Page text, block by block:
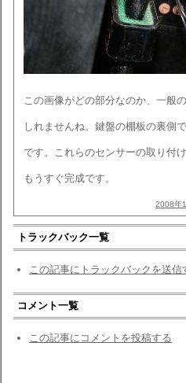
この画像がどの部分なのか、一般
しれませんね。鍵盤の棚板の裏側
です。これらのセンサーの取り付
もうすぐ完成です。
2008年
トラックバック一覧
この記事にトラックバックを送信
コメント一覧
この記事にコメントを投稿する